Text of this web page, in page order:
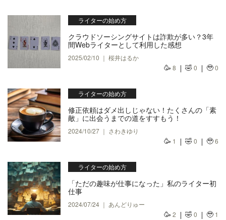
ライターの始め方
クラウドソーシングサイトは詐欺が多い？3年
間Webライターとして利用した感想
2025/02/10 ｜ 桜井はるか
🥳 8 🤣0 🥹0
ライターの始め方
修正依頼はダメ出しじゃない！たくさんの「素
敵」に出会うまでの道をすすもう！
2024/10/27 ｜ さわきゆり
🥳 1 🤣0 🥹6
ライターの始め方
「ただの趣味が仕事になった」私のライター初
仕事
2024/07/24 ｜ あんどりゅー
🥳 2 🤣0 🥹 1